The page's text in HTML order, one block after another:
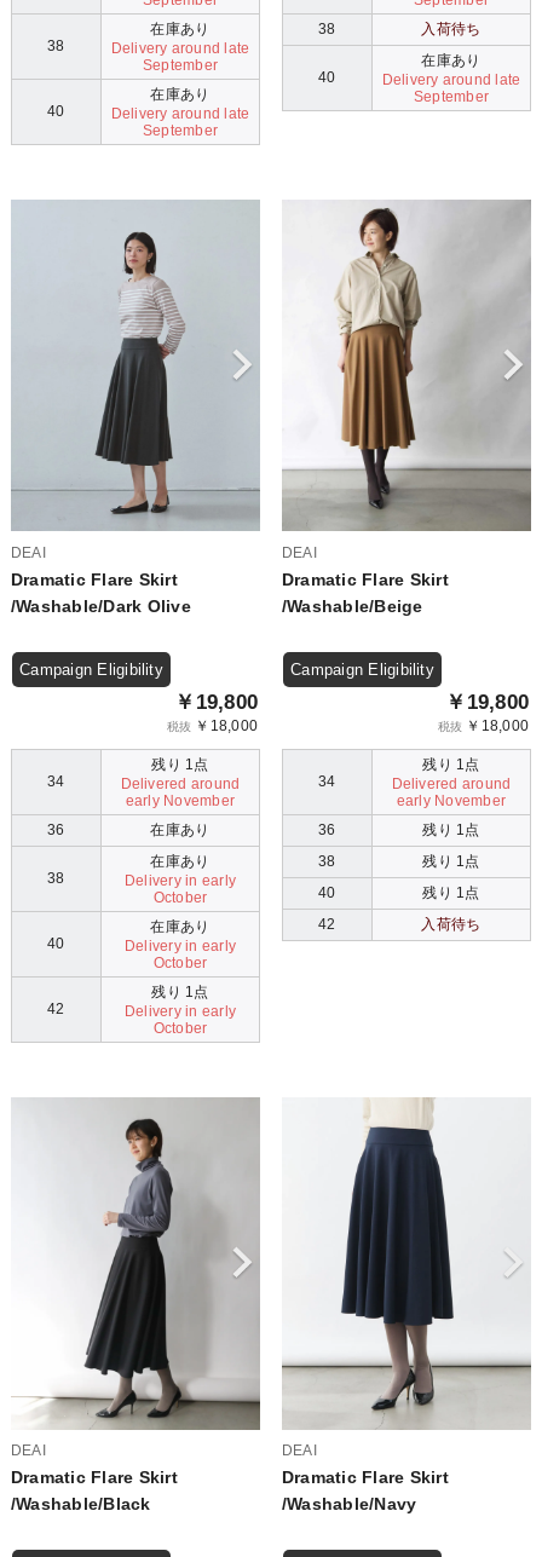
38
在庫あり
Delivery around late
September
40
在庫あり
Delivery around late
September
38
入荷待ち
40
在庫あり
Delivery around late
September
DEAI
Dramatic Flare Skirt
/Washable/Dark Olive
Campaign Eligibility
￥19,800
税抜 ￥18,000
34
残り 1点
Delivered around
early November
36
在庫あり
38
在庫あり
Delivery in early
October
40
在庫あり
Delivery in early
October
42
残り 1点
Delivery in early
October
DEAI
Dramatic Flare Skirt
/Washable/Beige
Campaign Eligibility
￥19,800
税抜 ￥18,000
34
残り 1点
Delivered around
early November
36
残り 1点
38
残り 1点
40
残り 1点
42
入荷待ち
DEAI
Dramatic Flare Skirt
/Washable/Black
DEAI
Dramatic Flare Skirt
/Washable/Navy